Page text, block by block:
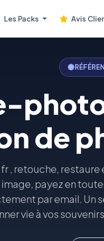
Les Packs Avis
de
, retouche, restaure
payez en
par email. Un
vie à vos